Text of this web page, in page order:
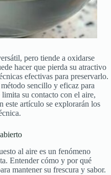
pero tiende a oxidarse
hacer que pierda su atractivo
efectivas para preservarlo.
sencillo y eficaz para
su contacto con el aire,
este artículo se explorarán los
al aire es un fenómeno
Entender cómo y por qué
mantener su frescura y sabor.